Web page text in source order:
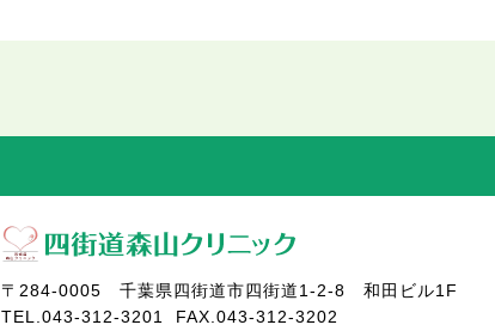
〒284-0005 千葉県四街道市四街道1-2-8
和田ビル1F
TEL.043-312-3201
FAX.043-312-3202